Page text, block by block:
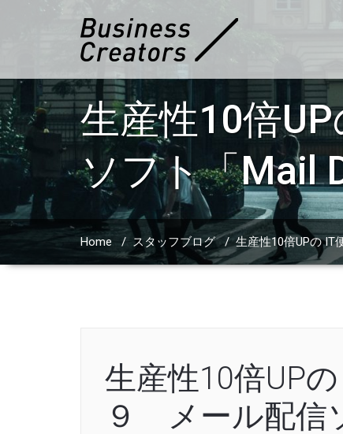
生産性10倍
ソフト「Mail
Home / スタッフブログ/生産性10倍UPの
生産性10倍UP
９ メール配信